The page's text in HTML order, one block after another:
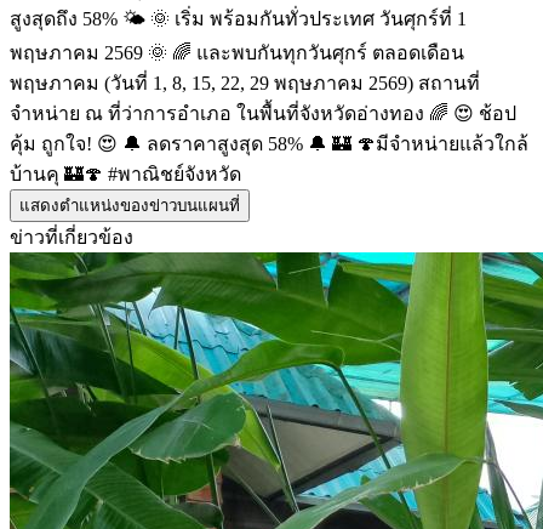
สูงสุดถึง 58% 🌤️ 🌞 เริ่ม พร้อมกันทั่วประเทศ วันศุกร์ที่ 1
พฤษภาคม 2569 🌞 🌈 และพบกันทุกวันศุกร์ ตลอดเดือน
พฤษภาคม (วันที่ 1, 8, 15, 22, 29 พฤษภาคม 2569) สถานที่
จำหน่าย ณ ที่ว่าการอำเภอ ในพื้นที่จังหวัดอ่างทอง 🌈 😍 ช้อป
คุ้ม ถูกใจ! 😍 🔔 ลดราคาสูงสุด 58% 🔔 🏰 🍄มีจำหน่ายแล้วใกล้
บ้านคุ 🏰🍄 #พาณิชย์จังหวัด
แสดงตำแหน่งของข่าวบนแผนที่
ข่าวที่เกี่ยวข้อง